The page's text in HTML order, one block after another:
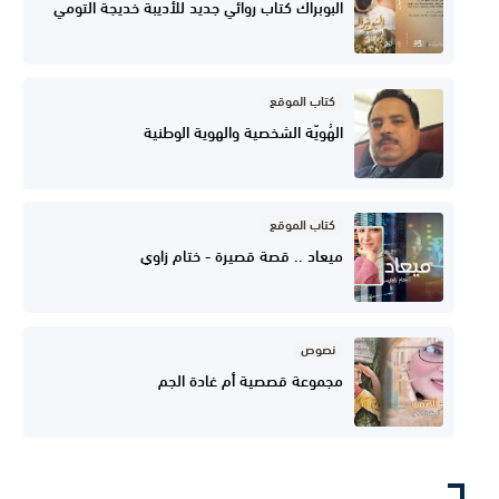
البوبراك كتاب روائي جديد للأديبة خديجة التومي
كتاب الموقع
الهُويّة الشخصية والهوية الوطنية
كتاب الموقع
ميعاد .. قصة قصيرة - ختام زاوي
نصوص
مجموعة قصصية أم غادة الجم